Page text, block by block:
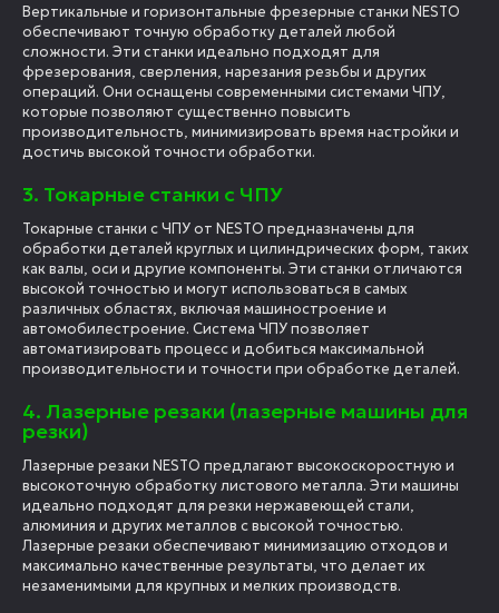
Вертикальные и горизонтальные фрезерные станки NESTO
обеспечивают точную обработку деталей любой
сложности. Эти станки идеально подходят для
фрезерования, сверления, нарезания резьбы и других
операций. Они оснащены современными системами ЧПУ,
которые позволяют существенно повысить
производительность, минимизировать время настройки и
достичь высокой точности обработки.
3. Токарные станки с ЧПУ
Токарные станки с ЧПУ от NESTO предназначены для
обработки деталей круглых и цилиндрических форм, таких
как валы, оси и другие компоненты. Эти станки отличаются
высокой точностью и могут использоваться в самых
различных областях, включая машиностроение и
автомобилестроение. Система ЧПУ позволяет
автоматизировать процесс и добиться максимальной
производительности и точности при обработке деталей.
4. Лазерные резаки (лазерные машины для
резки)
Лазерные резаки NESTO предлагают высокоскоростную и
высокоточную обработку листового металла. Эти машины
идеально подходят для резки нержавеющей стали,
алюминия и других металлов с высокой точностью.
Лазерные резаки обеспечивают минимизацию отходов и
максимально качественные результаты, что делает их
незаменимыми для крупных и мелких производств.